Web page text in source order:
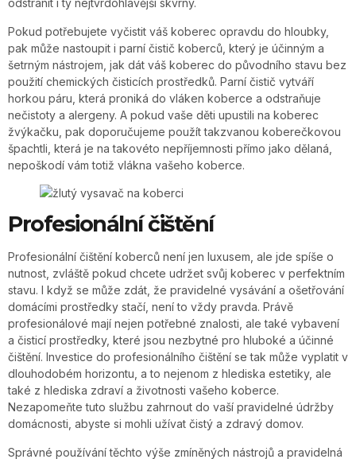
odstranit i ty nejtvrdohlavější skvrny.
Pokud potřebujete vyčistit váš koberec opravdu do hloubky,
pak může nastoupit i parní čistič koberců, který je účinným a
šetrným nástrojem, jak dát váš koberec do původního stavu bez
použití chemických čisticích prostředků. Parní čistič vytváří
horkou páru, která proniká do vláken koberce a odstraňuje
nečistoty a alergeny. A pokud vaše děti upustili na koberec
žvýkačku, pak doporučujeme použít takzvanou koberečkovou
špachtli, která je na takovéto nepříjemnosti přímo jako dělaná,
nepoškodí vám totiž vlákna vašeho koberce.
Profesionální čištění
Profesionální čištění koberců není jen luxusem, ale jde spíše o
nutnost, zvláště pokud chcete udržet svůj koberec v perfektním
stavu. I když se může zdát, že pravidelné vysávání a ošetřování
domácími prostředky stačí, není to vždy pravda. Právě
profesionálové mají nejen potřebné znalosti, ale také vybavení
a čisticí prostředky, které jsou nezbytné pro hluboké a účinné
čištění. Investice do profesionálního čištění se tak může vyplatit v
dlouhodobém horizontu, a to nejenom z hlediska estetiky, ale
také z hlediska zdraví a životnosti vašeho koberce.
Nezapomeňte tuto službu zahrnout do vaší pravidelné údržby
domácnosti, abyste si mohli užívat čistý a zdravý domov.
Správné používání těchto výše zmíněných nástrojů a pravidelná